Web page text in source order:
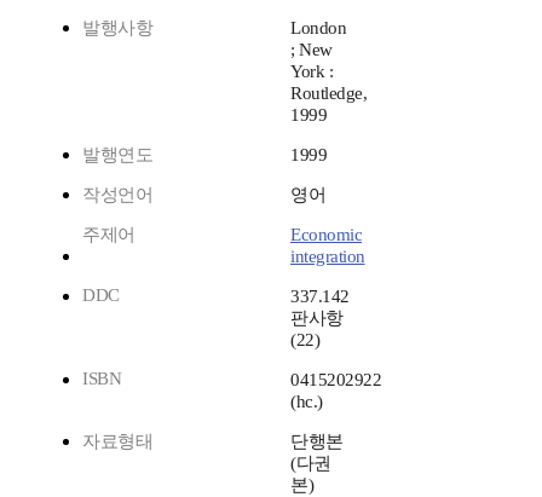
발행사항
London
; New
York :
Routledge,
1999
발행연도 1999
작성언어 영어
주제어
Economic
integration
DDC
337.142
판사항
(22)
ISBN
0415202922
(hc.)
자료형태
단행본
(다권
본)